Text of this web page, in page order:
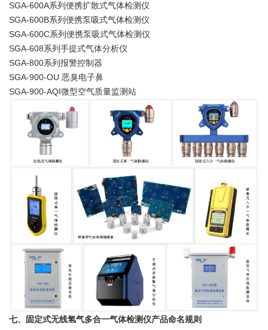
SGA-600A系列便携扩散式气体检测仪
SGA-600B系列便携泵吸式气体检测仪
SGA-600C系列便携泵吸式气体检测仪
SGA-608系列手提式气体分析仪
SGA-800系列报警控制器
SGA-900-OU 恶臭电子鼻
SGA-900-AQI微型空气质量监测站
七、固定式无线氢气多合一气体检测仪产品命名规则